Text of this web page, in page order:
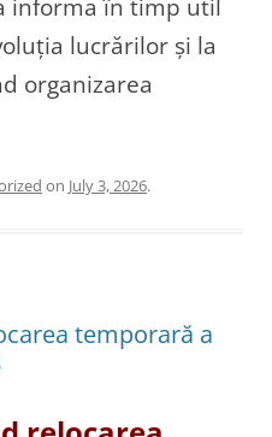
informa în timp util
lucrărilor și la
organizarea
on July 3, 2026.
temporară a